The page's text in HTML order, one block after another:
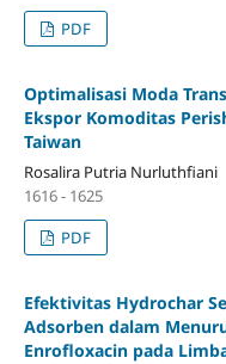
PDF
Optimalisasi Moda
Ekspor Komoditas
Taiwan
Rosalira Putria Nurluthfiani
1616 - 1625
PDF
Efektivitas Hydrochar
Adsorben dalam
Enrofloxacin pada